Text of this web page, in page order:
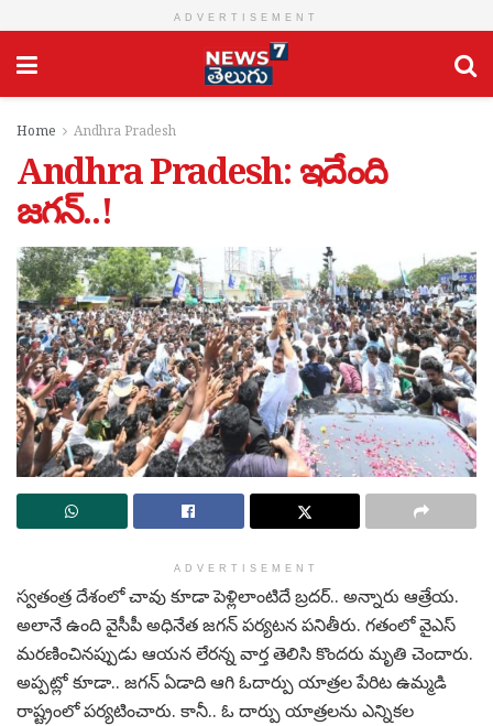
ADVERTISEMENT
Home Andhra Pradesh
Andhra Pradesh: ఇదేంది
జ‌గ‌న్..!
ADVERTISEMENT
స్వ‌తంత్ర దేశంలో చావు కూడా పెళ్లిలాంటిదే బ్ర‌ద‌ర్‌.. అన్నారు ఆత్రేయ‌.
అలానే ఉంది వైసీపీ అధినేత జ‌గ‌న్ ప‌ర్య‌ట‌న పనితీరు. గ‌తంలో వైఎస్
మ‌ర‌ణించినప్పుడు ఆయ‌న లేర‌న్న వార్త తెలిసి కొంద‌రు మృతి చెందారు.
అప్ప‌ట్లో కూడా.. జ‌గ‌న్ ఏడాది ఆగి ఓదార్పు యాత్ర‌ల పేరిట ఉమ్మ‌డి
రాష్ట్రంలో ప‌ర్య‌టించారు. కానీ.. ఓ దార్పు యాత్ర‌ల‌ను ఎన్నిక‌ల